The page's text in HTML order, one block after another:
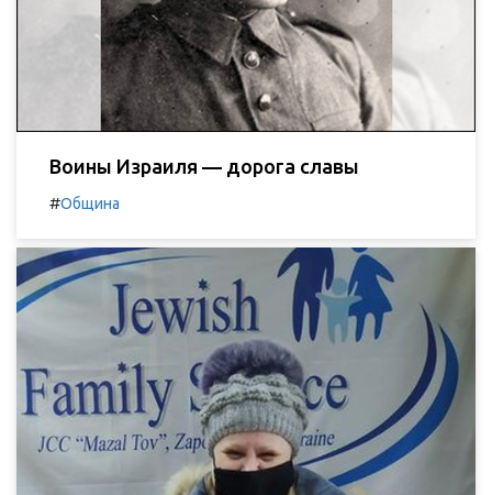
Воины Израиля — дорога славы
#Община